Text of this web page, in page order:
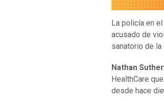
La policía en
acusado de
sanatorio de la
Nathan
HealthCare
desde hace